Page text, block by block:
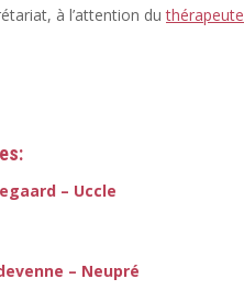
à l’attention duthérapeute
– Uccle
– Neupré